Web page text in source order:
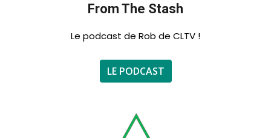
From The Stash
Le podcast de Rob de CLTV !
LE PODCAST